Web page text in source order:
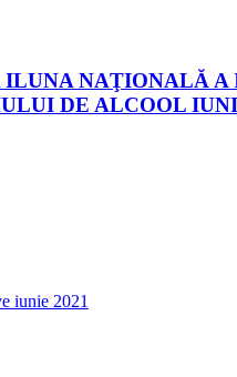
NAŢIONALĂ A
DE ALCOOL
iunie 2021